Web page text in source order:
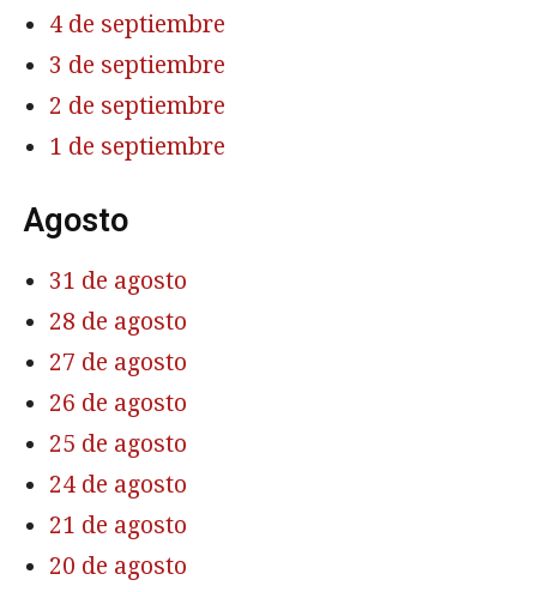
4 de septiembre
3 de septiembre
2 de septiembre
1 de septiembre
Agosto
31 de agosto
28 de agosto
27 de agosto
26 de agosto
25 de agosto
24 de agosto
21 de agosto
20 de agosto